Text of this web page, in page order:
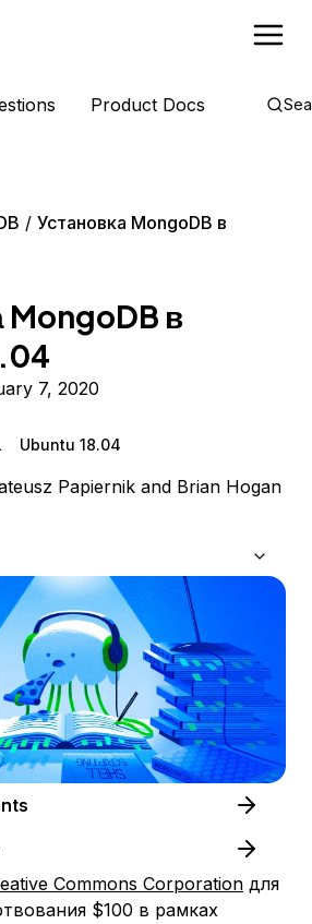
Product Docs
Установка MongoDB в
MongoDB в
7, 2020
Ubuntu 18.04
Papiernik and Brian Hogan
Commons Corporation для
$100 в рамках